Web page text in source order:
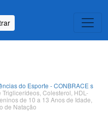
do Esporte - CONBRACE s
Colesterol, HDL-
de 10 a 13 Anos de Idade,
de Natação